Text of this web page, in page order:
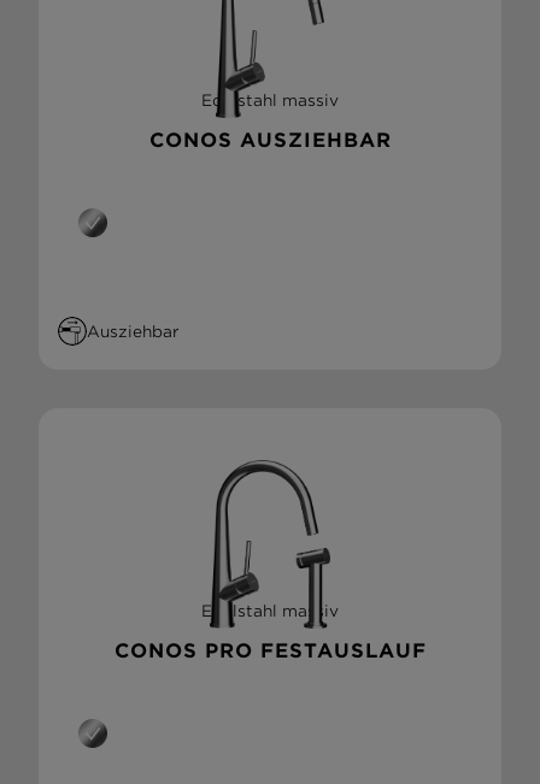
Edelstahl massiv
CONOS AUSZIEHBAR
Ausziehbar
Edelstahl massiv
CONOS PRO FESTAUSLAUF